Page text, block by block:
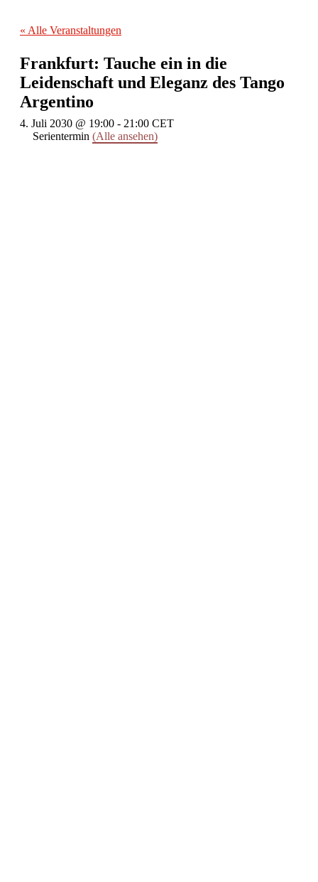
« Alle Veranstaltungen
Frankfurt: Tauche ein in die
Leidenschaft und Eleganz des Tango
Argentino
4. Juli 2030 @ 19:00 - 21:00 CET
Serientermin (Alle ansehen)